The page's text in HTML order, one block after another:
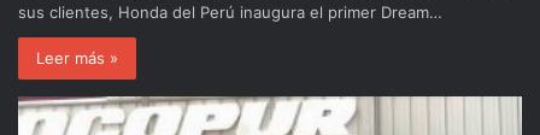
sus clientes, Honda del Perú inaugura el primer Dream…
Leer más »